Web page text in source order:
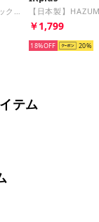
ビジューベルト （ブラック/ブラック）
￥1,799
18% 20
テム